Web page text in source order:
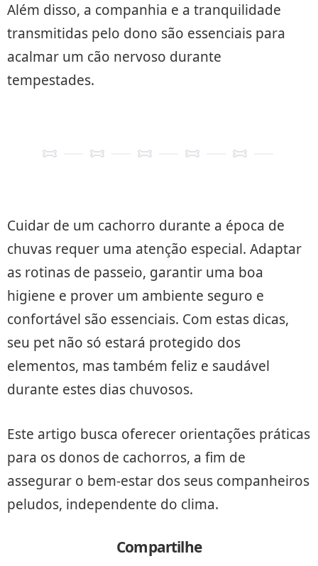
Além disso, a companhia e a tranquilidade
transmitidas pelo dono são essenciais para
acalmar um cão nervoso durante
tempestades.
Cuidar de um cachorro durante a época de
chuvas requer uma atenção especial. Adaptar
as rotinas de passeio, garantir uma boa
higiene e prover um ambiente seguro e
confortável são essenciais. Com estas dicas,
seu pet não só estará protegido dos
elementos, mas também feliz e saudável
durante estes dias chuvosos.
Este artigo busca oferecer orientações práticas
para os donos de cachorros, a fim de
assegurar o bem-estar dos seus companheiros
peludos, independente do clima.
Compartilhe